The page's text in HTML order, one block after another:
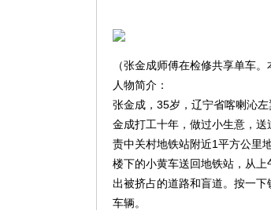
（张金成师傅在检修共享单车。
人物简介：
张金成，35岁，辽宁省喀喇沁
金成打工十年，做过小生意，
责中关村地铁站附近1平方公里
楼下的小黄车送回地铁站，从
出被挤占的道路和盲道。按一
车辆。